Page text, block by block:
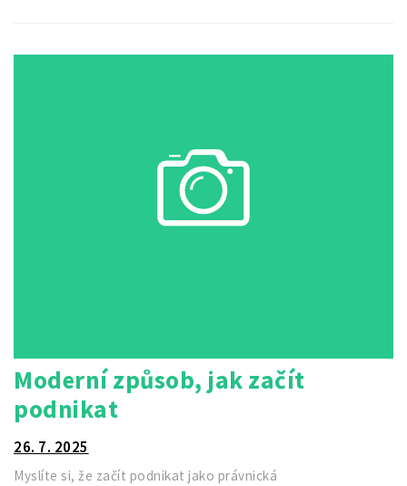
Moderní způsob, jak začít
podnikat
26. 7. 2025
Myslíte si, že začít podnikat jako právnická